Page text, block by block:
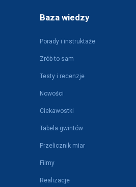
Baza wiedzy
Porady i instruktaże
Zrób to sam
Testy i recenzje
Nowości
Ciekawostki
Tabela gwintów
Przelicznik miar
Filmy
Realizacje